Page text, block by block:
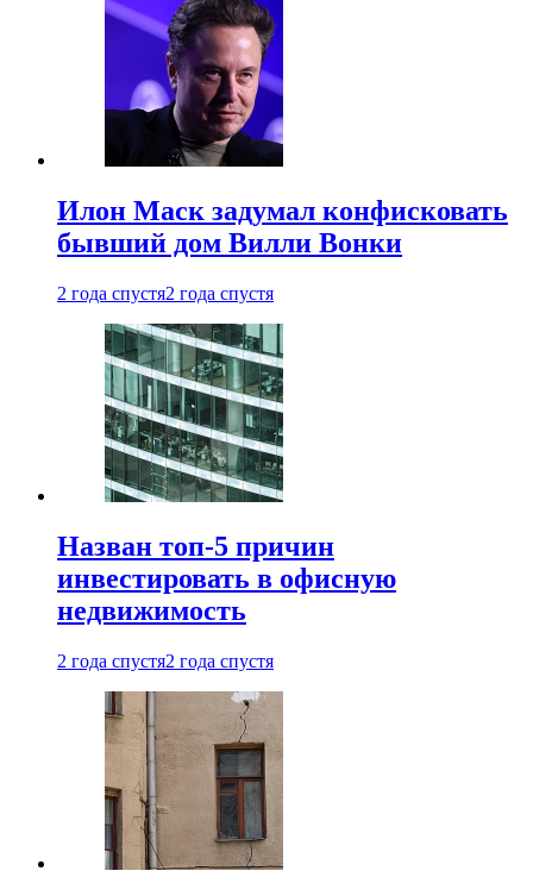
Илон Маск задумал конфисковать
бывший дом Вилли Вонки
2 года спустя2 года спустя
Назван топ-5 причин
инвестировать в офисную
недвижимость
2 года спустя2 года спустя